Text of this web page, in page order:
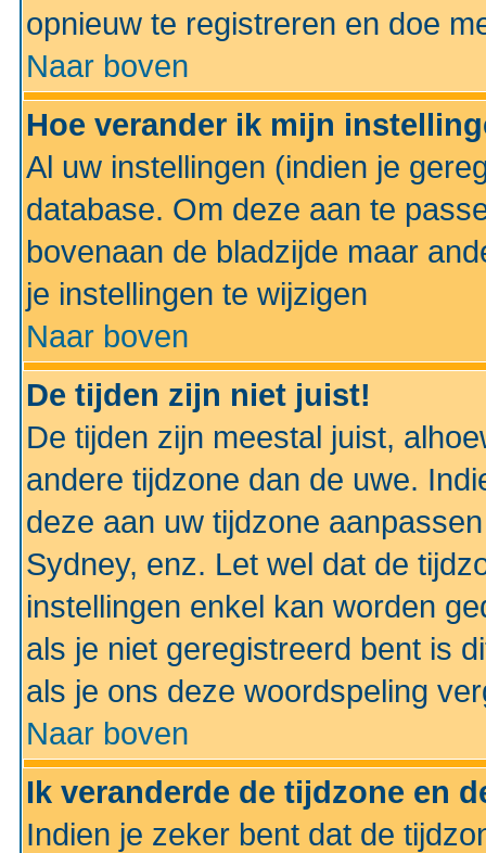
opnieuw te registreren en doe
Naar boven
Hoe verander ik mijn
Al uw instellingen (indien je
database. Om deze aan te
bovenaan de bladzijde maar
je instellingen te wijzigen
Naar boven
De tijden zijn niet juist!
De tijden zijn meestal juist,
andere tijdzone dan de uwe.
deze aan uw tijdzone
Sydney, enz. Let wel dat de
instellingen enkel kan worden
als je niet geregistreerd bent is
als je ons deze woordspeling
Naar boven
Ik veranderde de tijdzone en
Indien je zeker bent dat de